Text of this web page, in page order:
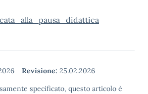
- Revisione: 25.02.2026
specificato, questo articolo è